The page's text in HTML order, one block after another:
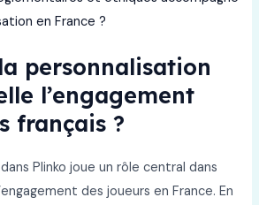
en France ?
personnalisation
l’engagement
français ?
Plinko joue un rôle central dans
des joueurs en France. En